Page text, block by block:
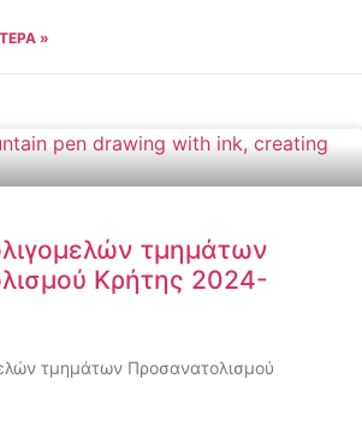
»
τμημάτων
Κρήτης 2024-
τμημάτων Προσανατολισμού